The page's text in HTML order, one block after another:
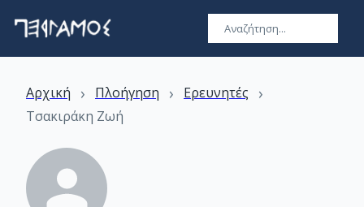
Αρχική › Πλοήγηση › Ερευνητές ›
Τσακιράκη Ζωή